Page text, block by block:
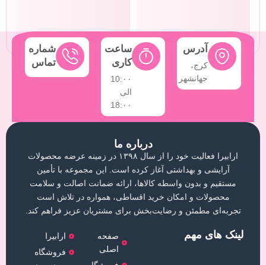
آدرس
کرج،
جهانشهر
ساعت
کاری
10:۰۰
الی
18:۰۰
شماره
تماس
لینک های مهم
صفحه
اصلی
ارابیرا
فروشگاه
درباره ما
ارابیرا فعالیت خود را از سال ۱۳۹۸ در زمینه عرضه محصولات
آرایشی و بهداشتی آغاز کرده است. این مجموعه با تأمین
مستقیم و بدون واسطه کالاها، ارائه ضمانت اصالت و سلامت
محصولات و امکان خرید اقساطی، همواره در تلاش است
تجربه‌ای مطمئن و رضایت‌بخش برای مشتریان عزیز فراهم کند.